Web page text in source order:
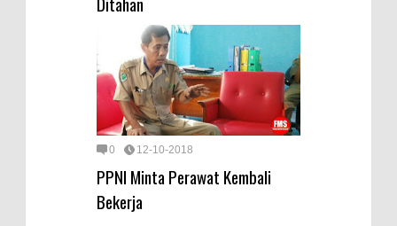
0 12-10-2018
PPNI Minta Perawat Kembali
Bekerja